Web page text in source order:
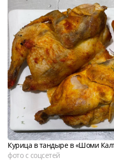
Курица в тандыре в «Шоми
фото с соцсетей